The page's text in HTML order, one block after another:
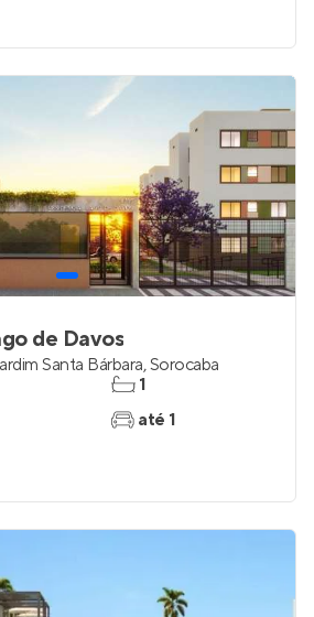
de Davos
Santa Bárbara,Sorocaba
1
até 1